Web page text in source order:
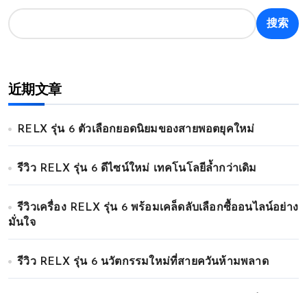
搜索
近期文章
RELX รุ่น 6 ตัวเลือกยอดนิยมของสายพอตยุคใหม่
รีวิว RELX รุ่น 6 ดีไซน์ใหม่ เทคโนโลยีล้ำกว่าเดิม
รีวิวเครื่อง RELX รุ่น 6 พร้อมเคล็ดลับเลือกซื้ออนไลน์อย่าง
มั่นใจ
รีวิว RELX รุ่น 6 นวัตกรรมใหม่ที่สายควันห้ามพลาด